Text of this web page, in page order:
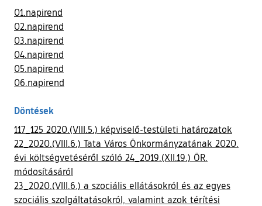
01.napirend
02.napirend
03.napirend
04.napirend
05.napirend
06.napirend
Döntések
117_125 2020.(VIII.5.) képviselő-testületi határozatok
22_2020.(VIII.6.) Tata Város Önkormányzatának 2020.
évi költségvetéséről szóló 24_2019.(XII.19.) ÖR.
módosításáról
23_2020.(VIII.6.) a szociális ellátásokról és az egyes
szociális szolgáltatásokról, valamint azok térítési